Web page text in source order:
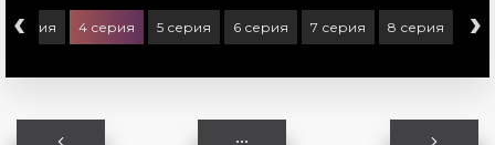
‹
3 серия 4 серия 5 серия 6 серия 7 серия 8 серия ›